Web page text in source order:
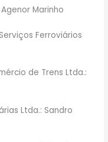
Marinho
Ferroviários
de Trens Ltda.:
Ltda.: Sandro